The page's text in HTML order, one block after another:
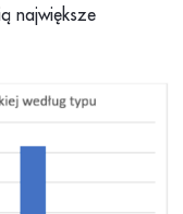
największe